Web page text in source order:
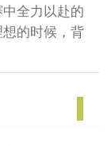
全力以赴的
的时候，背